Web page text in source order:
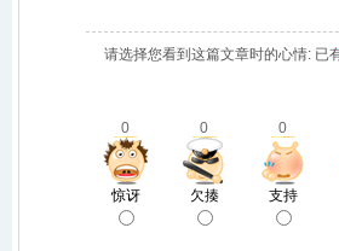
请选择您看到这篇文章时的心情: 已
0 0 0
惊讶 欠揍 支持